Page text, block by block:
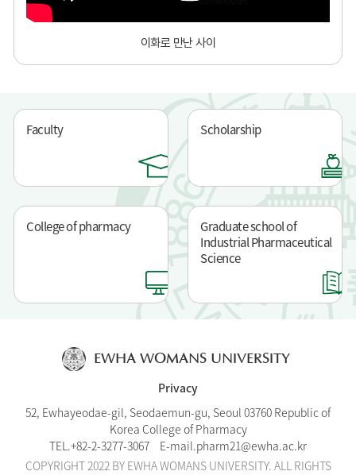
Faculty Scholarship
College of pharmacy
Graduate school of
Industrial Pharmaceutical
Science
이화로 만난 사이
EWHA WOMANS UNIVERSITY
Privacy
52, Ewhayeodae-gil, Seodaemun-gu, Seoul 03760 Republic of
Korea College of Pharmacy
TEL.+82-2-3277-3067 E-mail.pharm21@ewha.ac.kr
COPYRIGHT 2022 BY EWHA WOMANS UNIVERSITY. ALL RIGHTS